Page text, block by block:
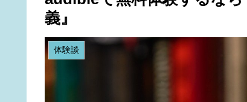
義』
体験談